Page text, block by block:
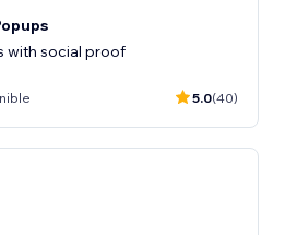
with social proof
5.0(40)